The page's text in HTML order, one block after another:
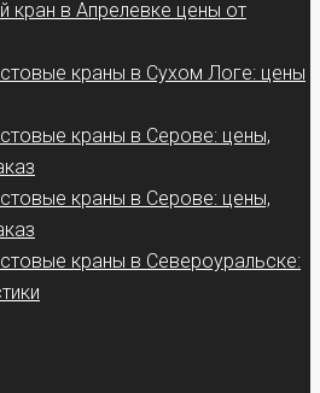
кран в Апрелевке цены от
краны в Сухом Логе: цены
краны в Серове: цены,
краны в Серове: цены,
краны в Североуральске: